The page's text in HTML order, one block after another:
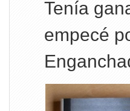
Tenía
empecé